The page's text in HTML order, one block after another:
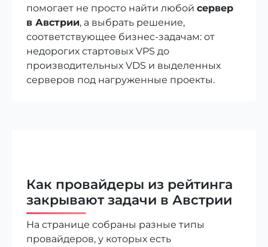
помогает не просто найти любой сервер
в Австрии, а выбрать решение,
соответствующее бизнес-задачам: от
недорогих стартовых VPS до
производительных VDS и выделенных
серверов под нагруженные проекты.
Как провайдеры из рейтинга
закрывают задачи в Австрии
На странице собраны разные типы
провайдеров, у которых есть